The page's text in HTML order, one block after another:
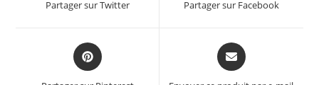
Partager sur Twitter Partager sur Facebook